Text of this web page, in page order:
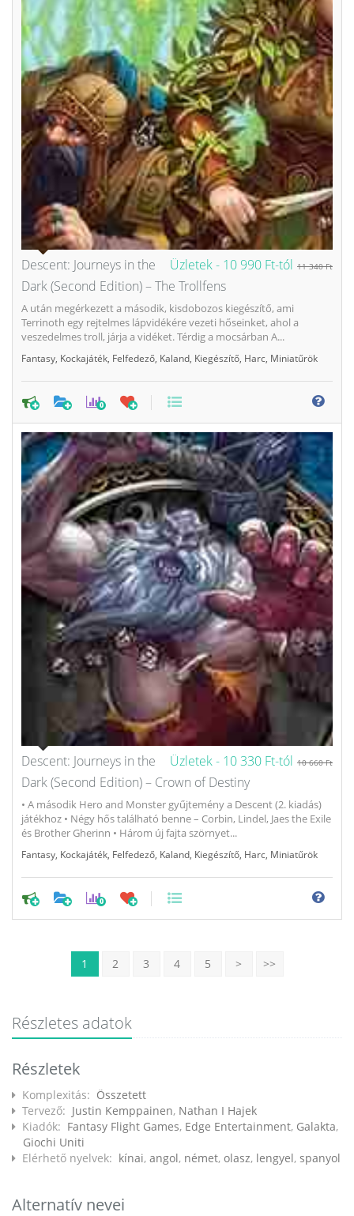
Üzletek - 10 990 Ft-tól 11 340 Ft
Descent: Journeys in the
Dark (Second Edition) – The Trollfens
A után megérkezett a második, kisdobozos kiegészítő, ami
Terrinoth egy rejtelmes lápvidékére vezeti hőseinket, ahol a
veszedelmes troll, járja a vidéket. Térdig a mocsárban A...
Fantasy Kockajáték Felfedező Kaland Kiegészítő Harc Miniatűrök
0
Üzletek - 10 330 Ft-tól 10 660 Ft
Descent: Journeys in the
Dark (Second Edition) – Crown of Destiny
• A második Hero and Monster gyűjtemény a Descent (2. kiadás)
játékhoz • Négy hős található benne – Corbin, Lindel, Jaes the Exile
és Brother Gherinn • Három új fajta szörnyet...
Fantasy Kockajáték Felfedező Kaland Kiegészítő Harc Miniatűrök
0
1 2 3 4 5 > >>
Részletes adatok
Részletek
Komplexitás: Összetett
Tervező: Justin Kemppainen, Nathan I Hajek
Kiadók: Fantasy Flight Games, Edge Entertainment, Galakta,
Giochi Uniti
Elérhető nyelvek: kínai, angol, német, olasz, lengyel, spanyol
Alternatív nevei